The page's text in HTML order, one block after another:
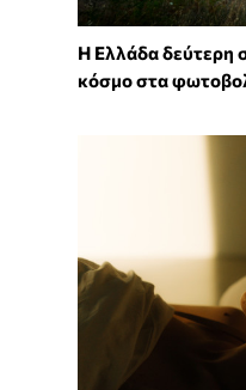
Η Ελλάδα δεύτερη
κόσμο στα